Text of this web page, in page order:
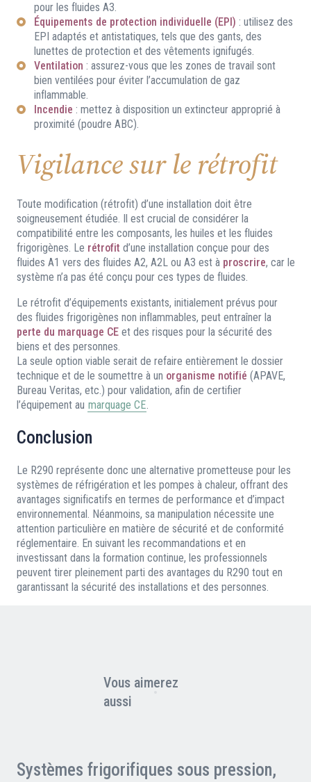
pour les fluides A3.
Équipements de protection individuelle (EPI) : utilisez des
EPI adaptés et antistatiques, tels que des gants, des
lunettes de protection et des vêtements ignifugés.
Ventilation : assurez-vous que les zones de travail sont
bien ventilées pour éviter l’accumulation de gaz
inflammable.
Incendie : mettez à disposition un extincteur approprié à
proximité (poudre ABC).
Vigilance sur le rétrofit
Toute modification (rétrofit) d’une installation doit être
soigneusement étudiée. Il est crucial de considérer la
compatibilité entre les composants, les huiles et les fluides
frigorigènes. Le rétrofit d’une installation conçue pour des
fluides A1 vers des fluides A2, A2L ou A3 est à proscrire, car le
système n’a pas été conçu pour ces types de fluides.
Le rétrofit d’équipements existants, initialement prévus pour
des fluides frigorigènes non inflammables, peut entraîner la
perte du marquage CEet des risques pour la sécurité des
biens et des personnes.
La seule option viable serait de refaire entièrement le dossier
technique et de le soumettre à un organisme notifié (APAVE,
Bureau Veritas, etc.) pour validation, afin de certifier
l’équipement au marquage CE.
Conclusion
Le R290 représente donc une alternative prometteuse pour les
systèmes de réfrigération et les pompes à chaleur, offrant des
avantages significatifs en termes de performance et d’impact
environnemental. Néanmoins, sa manipulation nécessite une
attention particulière en matière de sécurité et de conformité
réglementaire. En suivant les recommandations et en
investissant dans la formation continue, les professionnels
peuvent tirer pleinement parti des avantages du R290 tout en
garantissant la sécurité des installations et des personnes.
Vous aimerez
aussi
Systèmes frigorifiques sous pression,